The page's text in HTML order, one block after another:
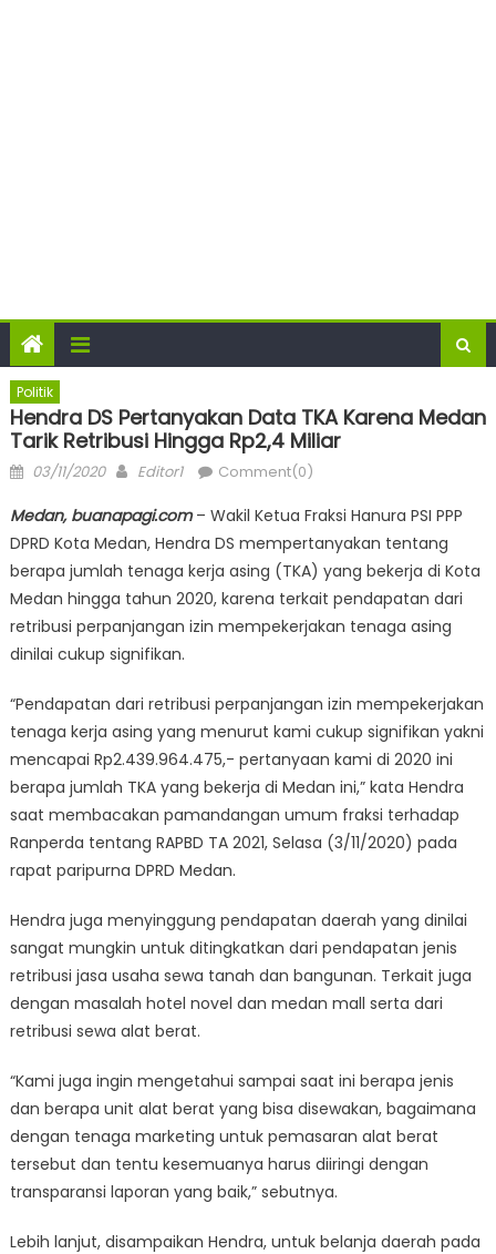
Politik
Hendra DS Pertanyakan Data TKA Karena Medan
Tarik Retribusi Hingga Rp2,4 Miliar
Posted
03/11/2020 Author
Editor1 Comment(0)
Medan, buanapagi.com– Wakil Ketua Fraksi Hanura PSI PPP
DPRD Kota Medan, Hendra DS mempertanyakan tentang
berapa jumlah tenaga kerja asing (TKA) yang bekerja di Kota
Medan hingga tahun 2020, karena terkait pendapatan dari
retribusi perpanjangan izin mempekerjakan tenaga asing
dinilai cukup signifikan.
“Pendapatan dari retribusi perpanjangan izin mempekerjakan
tenaga kerja asing yang menurut kami cukup signifikan yakni
mencapai Rp2.439.964.475,- pertanyaan kami di 2020 ini
berapa jumlah TKA yang bekerja di Medan ini,” kata Hendra
saat membacakan pamandangan umum fraksi terhadap
Ranperda tentang RAPBD TA 2021, Selasa (3/11/2020) pada
rapat paripurna DPRD Medan.
Hendra juga menyinggung pendapatan daerah yang dinilai
sangat mungkin untuk ditingkatkan dari pendapatan jenis
retribusi jasa usaha sewa tanah dan bangunan. Terkait juga
dengan masalah hotel novel dan medan mall serta dari
retribusi sewa alat berat.
“Kami juga ingin mengetahui sampai saat ini berapa jenis
dan berapa unit alat berat yang bisa disewakan, bagaimana
dengan tenaga marketing untuk pemasaran alat berat
tersebut dan tentu kesemuanya harus diiringi dengan
transparansi laporan yang baik,” sebutnya.
Lebih lanjut, disampaikan Hendra, untuk belanja daerah pada